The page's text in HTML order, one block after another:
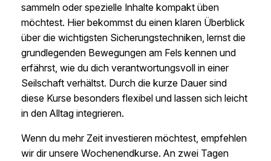
sammeln oder spezielle Inhalte kompakt üben
möchtest. Hier bekommst du einen klaren Überblick
über die wichtigsten Sicherungstechniken, lernst die
grundlegenden Bewegungen am Fels kennen und
erfährst, wie du dich verantwortungsvoll in einer
Seilschaft verhältst. Durch die kurze Dauer sind
diese Kurse besonders flexibel und lassen sich leicht
in den Alltag integrieren.
Wenn du mehr Zeit investieren möchtest, empfehlen
wir dir unsere Wochenendkurse. An zwei Tagen